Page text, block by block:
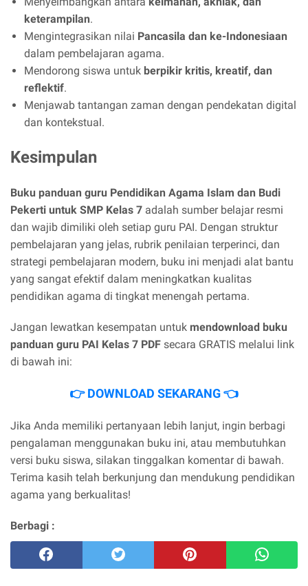
keterampilan.
Mengintegrasikan nilai Pancasila dan ke-Indonesiaan
dalam pembelajaran agama.
Mendorong siswa untuk berpikir kritis, kreatif, dan
reflektif.
Menjawab tantangan zaman dengan pendekatan digital
dan kontekstual.
Kesimpulan
Buku panduan guru Pendidikan Agama Islam dan Budi
Pekerti untuk SMP Kelas 7 adalah sumber belajar resmi
dan wajib dimiliki oleh setiap guru PAI. Dengan struktur
pembelajaran yang jelas, rubrik penilaian terperinci, dan
strategi pembelajaran modern, buku ini menjadi alat bantu
yang sangat efektif dalam meningkatkan kualitas
pendidikan agama di tingkat menengah pertama.
Jangan lewatkan kesempatan untuk mendownload buku
panduan guru PAI Kelas 7 PDF secara GRATIS melalui link
di bawah ini:
👉 DOWNLOAD SEKARANG 👈
Jika Anda memiliki pertanyaan lebih lanjut, ingin berbagi
pengalaman menggunakan buku ini, atau membutuhkan
versi buku siswa, silakan tinggalkan komentar di bawah.
Terima kasih telah berkunjung dan mendukung pendidikan
agama yang berkualitas!
Berbagi :